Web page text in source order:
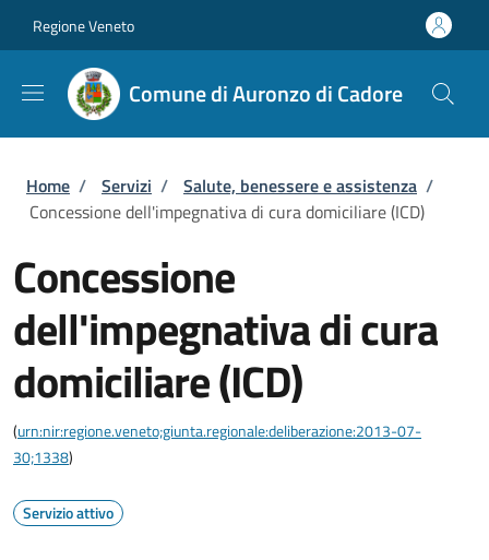
Regione Veneto
Comune di Auronzo di Cadore
Briciole di pane
Home / Servizi / Salute, benessere e assistenza /
Concessione dell'impegnativa di cura domiciliare (ICD)
Concessione
dell'impegnativa di cura
domiciliare (ICD)
(urn:nir:regione.veneto;giunta.regionale:deliberazione:2013-07-
30;1338)
Servizio attivo